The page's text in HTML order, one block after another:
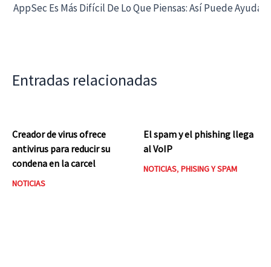
AppSec Es Más Difícil De Lo Que Piensas: Así Puede Ayudar
Entradas relacionadas
Creador de virus ofrece
antivirus para reducir su
condena en la carcel
NOTICIAS
El spam y el phishing llega
al VoIP
NOTICIAS, PHISING Y SPAM